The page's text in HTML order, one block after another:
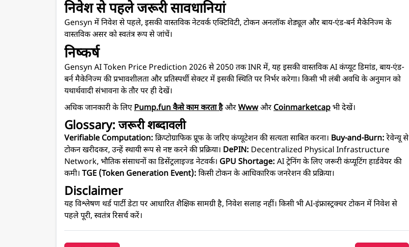
निवेश से पहले जरूरी सावधानियां
Gensyn में निवेश से पहले, इसकी वास्तविक नेटवर्क एक्टिविटी, टोकन अनलॉक शेड्यूल और बाय-एंड-बर्न मैकेनिज्म के
वास्तविक असर को स्वतंत्र रूप से जांचें।
निष्कर्ष
Gensyn AI Token Price Prediction 2026 से 2050 तक INR में, यह इसकी वास्तविक AI कंप्यूट डिमांड, बाय-एंड-
बर्न मैकेनिज्म की प्रभावशीलता और प्रतिस्पर्धी सेक्टर में इसकी स्थिति पर निर्भर करेगा। किसी भी लंबी अवधि के अनुमान को
यथार्थवादी संभावना के तौर पर ही देखें।
अधिक जानकारी के लिएPump.fun कैसे काम करता हैऔरWwwऔरCoinmarketcapभी देखें।
Glossary: जरूरी शब्दावली
Verifiable Computation: क्रिप्टोग्राफिक प्रूफ के जरिए कंप्यूटेशन की सत्यता साबित करना। Buy-and-Burn: रेवेन्यू से
टोकन खरीदकर, उन्हें स्थायी रूप से नष्ट करने की प्रक्रिया। DePIN: Decentralized Physical Infrastructure
Network, भौतिक संसाधनों का डिसेंट्रलाइज्ड नेटवर्क। GPU Shortage: AI ट्रेनिंग के लिए जरूरी कंप्यूटिंग हार्डवेयर की
कमी। TGE (Token Generation Event): किसी टोकन के आधिकारिक जनरेशन की प्रक्रिया।
Disclaimer
यह विश्लेषण थर्ड पार्टी डेटा पर आधारित शैक्षिक सामग्री है, निवेश सलाह नहीं। किसी भी AI-इंफ्रास्ट्रक्चर टोकन में निवेश से
पहले पूरी, स्वतंत्र रिसर्च करें।